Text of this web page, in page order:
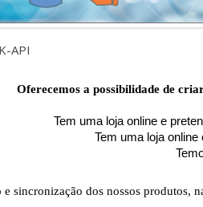
API
Oferecemos a possibilidade de
Tem uma loja online e
Tem uma loja
sincronização dos nossos produtos,